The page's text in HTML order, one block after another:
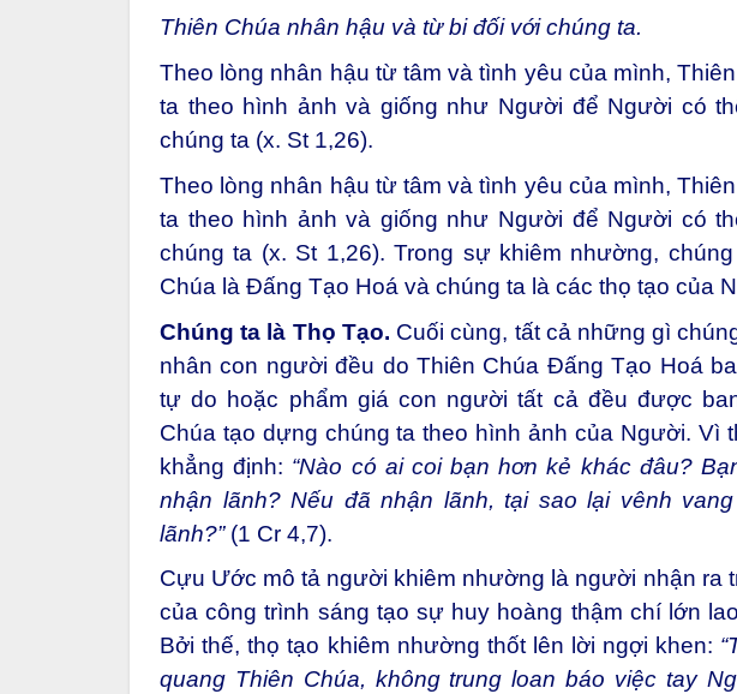
Thiên Chúa nhân hậu và từ bi đối với chúng ta.
Theo lòng nhân hậu từ tâm và tình yêu của mình,
ta theo hình ảnh và giống như Người để Người có
chúng ta (x. St 1,26).
Theo lòng nhân hậu từ tâm và tình yêu của mình,
ta theo hình ảnh và giống như Người để Người có
chúng ta (x. St 1,26). Trong sự khiêm nhường,
Chúa là Đấng Tạo Hoá và chúng ta là các thọ tạo của
Chúng ta là Thọ Tạo. Cuối cùng, tất cả những gì
nhân con người đều do Thiên Chúa Đấng Tạo Hoá
tự do hoặc phẩm giá con người tất cả đều được
Chúa tạo dựng chúng ta theo hình ảnh của Người. Vì
khẳng định: “Nào có ai coi bạn hơn kẻ khác đâu?
nhận lãnh? Nếu đã nhận lãnh, tại sao lại vênh
lãnh?”(1 Cr 4,7).
Cựu Ước mô tả người khiêm nhường là người nhận ra
của công trình sáng tạo sự huy hoàng thậm chí lớn
Bởi thế, thọ tạo khiêm nhường thốt lên lời ngợi khen:
quang Thiên Chúa, không trung loan báo việc tay